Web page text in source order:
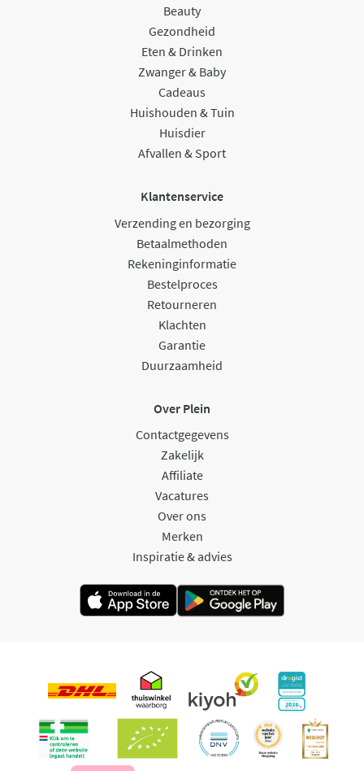
Beauty
Gezondheid
Eten & Drinken
Zwanger & Baby
Cadeaus
Huishouden & Tuin
Huisdier
Afvallen & Sport
Klantenservice
Verzending en bezorging
Betaalmethoden
Rekeninginformatie
Bestelproces
Retourneren
Klachten
Garantie
Duurzaamheid
Over Plein
Contactgegevens
Zakelijk
Affiliate
Vacatures
Over ons
Merken
Inspiratie & advies